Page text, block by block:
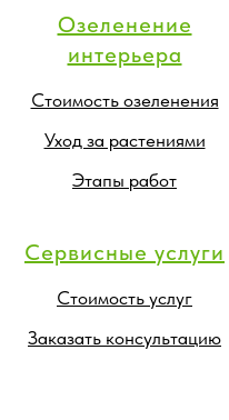
Озеленение
интерьера
Стоимость озеленения
Уход за растениями
Этапы работ
Сервисные услуги
Стоимость услуг
Заказать консультацию